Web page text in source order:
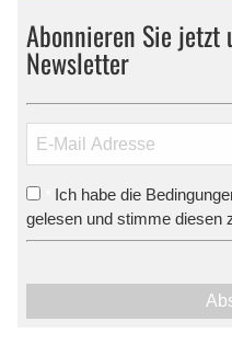
Abonnieren Sie jetzt
Newsletter
Ich habe die
gelesen und stimme diesen